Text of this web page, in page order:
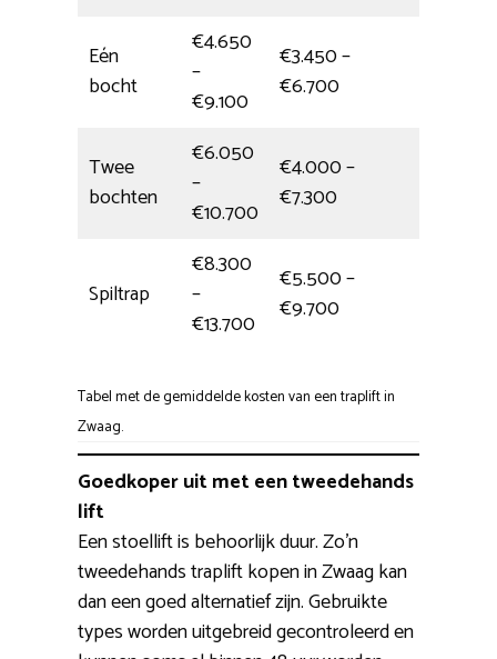
Eén
bocht
€4.650
–
€9.100
€3.450 –
€6.700
Twee
bochten
€6.050
–
€10.700
€4.000 –
€7.300
Spiltrap
€8.300
–
€13.700
€5.500 –
€9.700
Tabel met de gemiddelde kosten van een traplift in
Zwaag.
Goedkoper uit met een tweedehands
lift
Een stoellift is behoorlijk duur. Zo’n
tweedehands traplift kopen in Zwaag kan
dan een goed alternatief zijn. Gebruikte
types worden uitgebreid gecontroleerd en